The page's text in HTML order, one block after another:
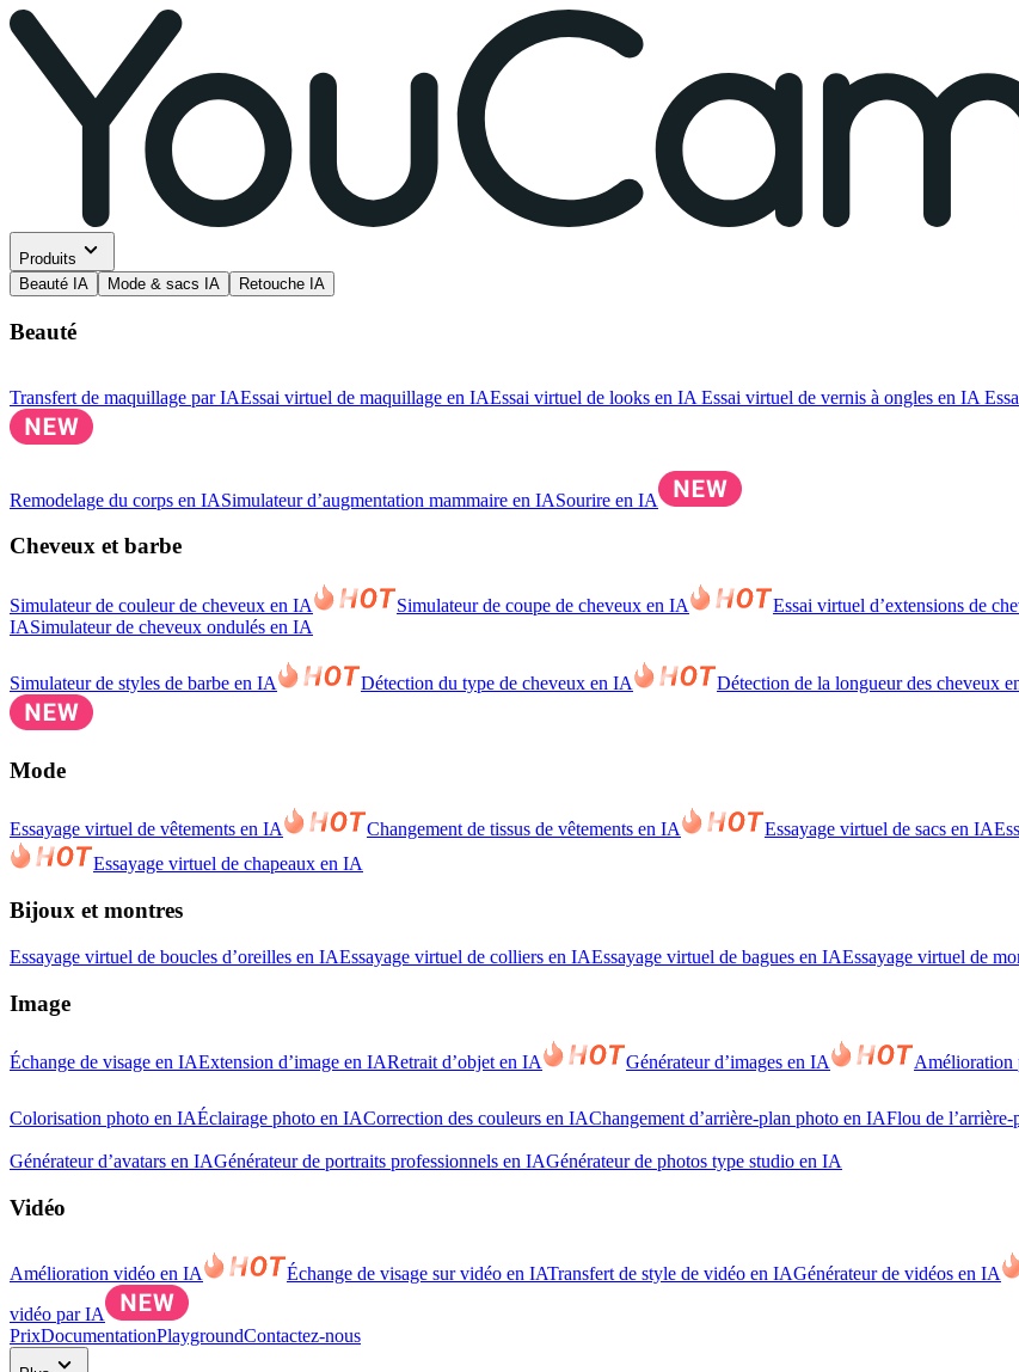
Produits
Beauté IA
Mode & sacs IA Retouche IA
Beauté
Transfert de maquillage par IAEssai virtuel de maquillage en IAEssai virtuel de looks en IA Essai virtuel de vernis à ongles en IA
Remodelage du corps en IASimulateur d’augmentation mammaire en IASourire en IA
Cheveux et barbe
Simulateur de couleur de cheveux en IA Simulateur de coupe de cheveux en IA Essai virtuel d’extensions de
IASimulateur de cheveux ondulés en IA
Simulateur de styles de barbe en IA Détection du type de cheveux en IA Détection de la longueur des cheveux
Mode
Essayage virtuel de vêtements en IA Changement de tissus de vêtements en IA Essayage virtuel de sacs en IA
Essayage virtuel de chapeaux en IA
Bijoux et montres
Essayage virtuel de boucles d’oreilles en IAEssayage virtuel de colliers en IAEssayage virtuel de bagues en IAEssayage virtuel de
Image
Échange de visage en IAExtension d’image en IARetrait d’objet en IA Générateur d’images en IA Amélioration
Colorisation photo en IAÉclairage photo en IACorrection des couleurs en IAChangement d’arrière-plan photo en IAFlou de
Générateur d’avatars en IAGénérateur de portraits professionnels en IAGénérateur de photos type studio en IA
Vidéo
Amélioration vidéo en IA Échange de visage sur vidéo en IATransfert de style de vidéo en IAGénérateur de vidéos en IA
vidéo par IA
PrixDocumentationPlaygroundContactez-nous